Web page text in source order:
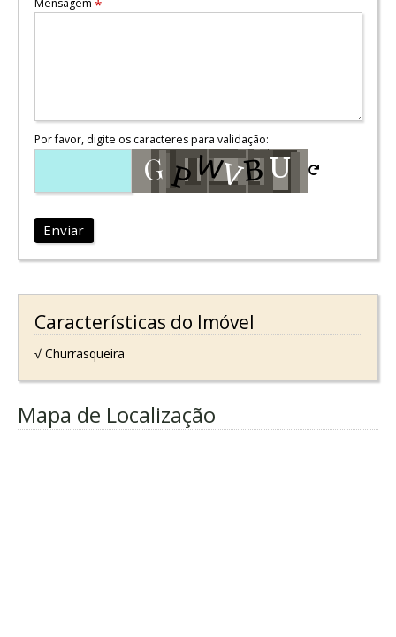
*
Por favor, digite os caracteres para validação:
Enviar
Características do Imóvel
√ Churrasqueira
Mapa de Localização